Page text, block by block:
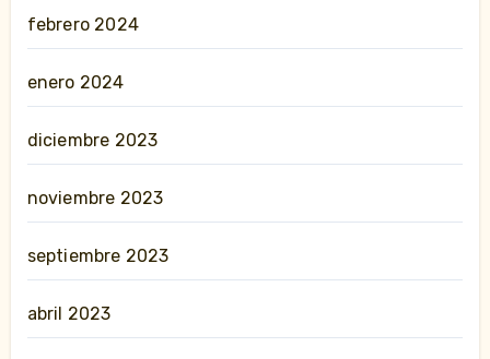
febrero 2024
enero 2024
diciembre 2023
noviembre 2023
septiembre 2023
abril 2023